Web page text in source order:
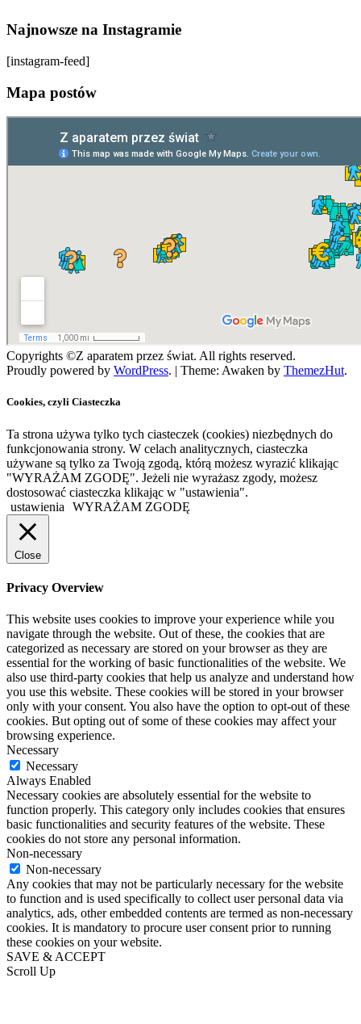
Najnowsze na Instagramie
[instagram-feed]
Mapa postów
Copyrights ©Z aparatem przez świat. All rights reserved.
Proudly powered by WordPress. | Theme: Awaken by ThemezHut.
Cookies, czyli Ciasteczka
Ta strona używa tylko tych ciasteczek (cookies) niezbędnych do
funkcjonowania strony. W celach analitycznych, ciasteczka
używane są tylko za Twoją zgodą, którą możesz wyrazić klikając
"WYRAŻAM ZGODĘ". Jeżeli nie wyrażasz zgody, możesz
dostosować ciasteczka klikając w "ustawienia".
ustawienia
WYRAŻAM ZGODĘ
Close
Privacy Overview
This website uses cookies to improve your experience while you
navigate through the website. Out of these, the cookies that are
categorized as necessary are stored on your browser as they are
essential for the working of basic functionalities of the website. We
also use third-party cookies that help us analyze and understand how
you use this website. These cookies will be stored in your browser
only with your consent. You also have the option to opt-out of these
cookies. But opting out of some of these cookies may affect your
browsing experience.
Necessary
Necessary
Always Enabled
Necessary cookies are absolutely essential for the website to
function properly. This category only includes cookies that ensures
basic functionalities and security features of the website. These
cookies do not store any personal information.
Non-necessary
Non-necessary
Any cookies that may not be particularly necessary for the website
to function and is used specifically to collect user personal data via
analytics, ads, other embedded contents are termed as non-necessary
cookies. It is mandatory to procure user consent prior to running
these cookies on your website.
SAVE & ACCEPT
Scroll Up